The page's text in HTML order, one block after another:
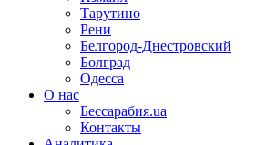
Тарутино
Рени
Белгород-Днестровский
Болград
Одесса
О нас
Бессарабия.ua
Контакты